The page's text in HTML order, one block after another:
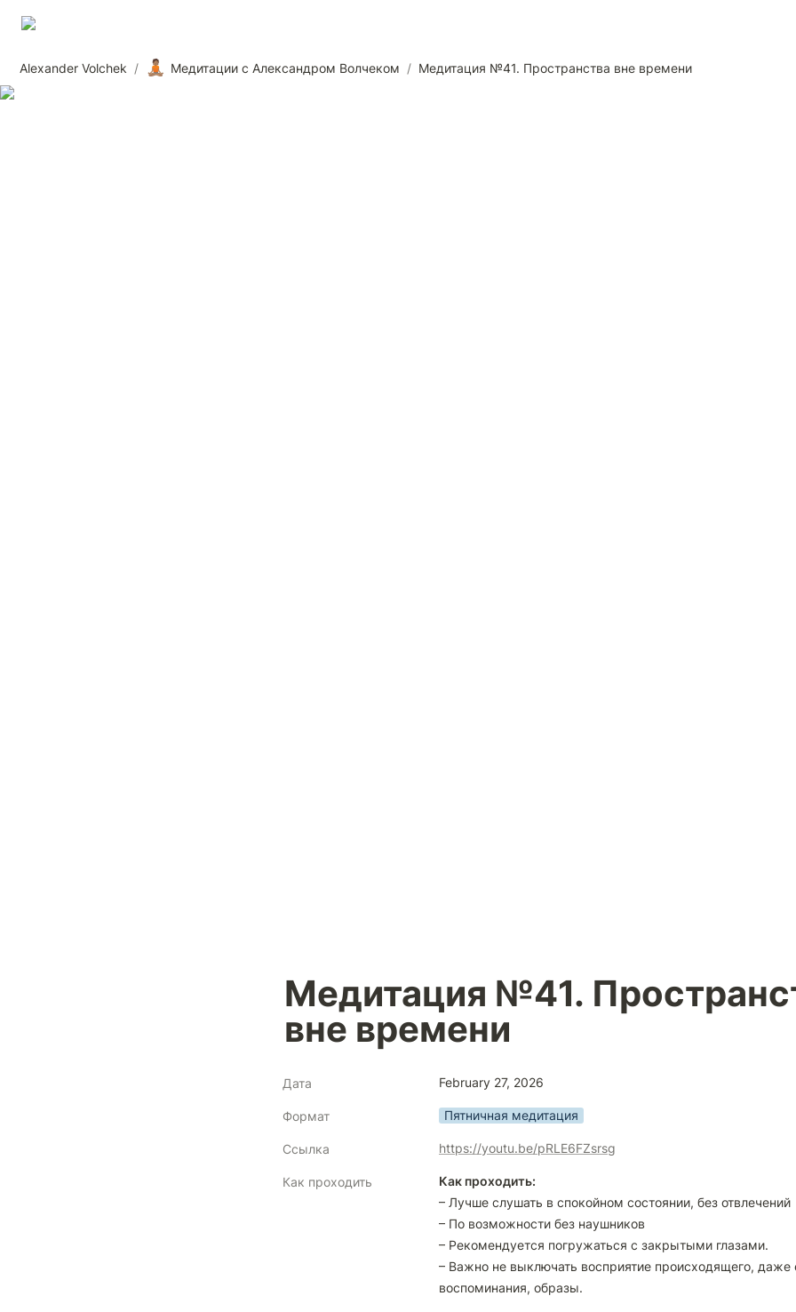
Alexander Volchek / 🧘🏽 Медитации с Александром Волчеком / Медитация №41. Пространства вне времени
Медитация №41.
вне времени
Дата February 27, 2026
Формат Пятничная медитация
Ссылка https://youtu.be/pRLE6FZsrsg
Как проходить
Как проходить:
– Лучше слушать в спокойном состоянии, без отвлечений
– По возможности без наушников
– Рекомендуется погружаться с закрытыми глазами.
– Важно не выключать восприятие происходящего, даже
воспоминания, образы.